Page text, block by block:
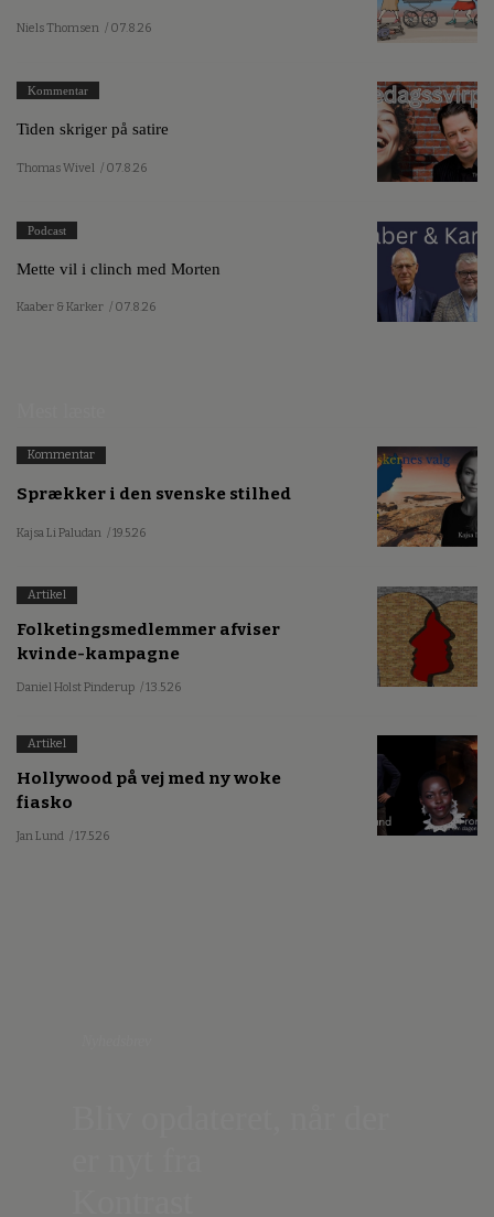
Niels Thomsen / 07.8.26
Kommentar
Tiden skriger på satire
Thomas Wivel / 07.8.26
Podcast
Mette vil i clinch med Morten
Kaaber & Karker / 07.8.26
Kommentar
Sprækker i den svenske stilhed
Kajsa Li Paludan / 19.5.26
Artikel
Folketingsmedlemmer afviser
kvinde-kampagne
Daniel Holst Pinderup / 13.5.26
Artikel
Hollywood på vej med ny woke
fiasko
Jan Lund / 17.5.26